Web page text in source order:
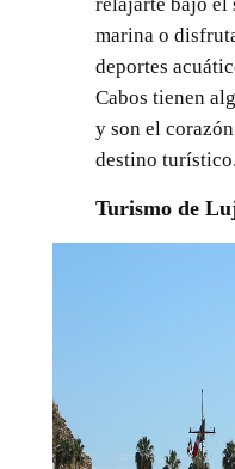
marina o
deportes
Cabos tienen
y son el
destino turístico.
Turismo de